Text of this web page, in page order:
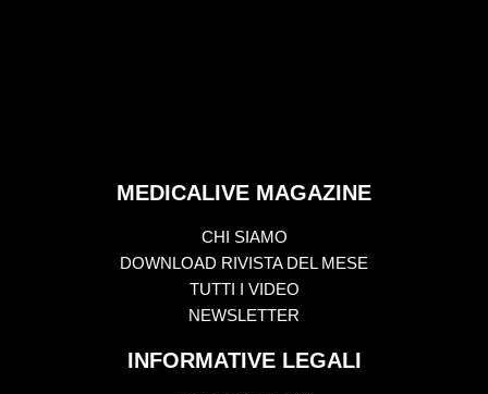
MEDICALIVE MAGAZINE
CHI SIAMO
DOWNLOAD RIVISTA DEL MESE
TUTTI I VIDEO
NEWSLETTER
INFORMATIVE LEGALI